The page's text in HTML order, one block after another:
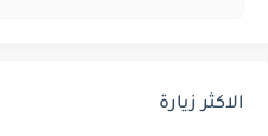
الاكثر زيارة